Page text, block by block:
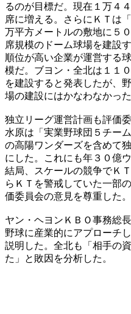
るのが目標だ。現在１万４
席に増える。さらにＫＴは
万平方メートルの敷地に５
席規模のドーム球場を建設
順位が高い企業が運営する
模だ。ブヨン・全北は１１
を建設すると発表したが、
場の建設にはかなわなかった
独立リーグ運営計画も評価
水原は「実業野球団５チー
の高陽ワンダーズを含めて
にした。これにも年３０億
結局、スケールの競争でＫ
らＫＴを警戒していた一部
価委員会の意見を尊重した。
ヤン・ヘヨンＫＢＯ事務総
野球に産業的にアプローチ
説明した。全北も「相手の
た」と敗因を分析した。